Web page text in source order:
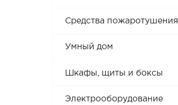
Средства пожаротушения
Умный дом
Шкафы, щиты и боксы
Электрооборудование
Шкафы, щиты и боксы
Арт.: 284852